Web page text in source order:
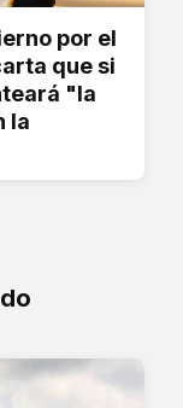
por el
que si
"la
la